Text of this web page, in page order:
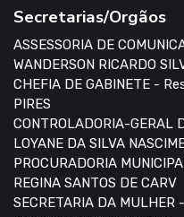
Secretarias/Orgãos
ASSESSORIA DE
WANDERSON RICARDO
CHEFIA DE GABINETE -
PIRES
CONTROLADORIA-GERAL
LOYANE DA SILVA
PROCURADORIA
REGINA SANTOS DE CARV
SECRETARIA DA